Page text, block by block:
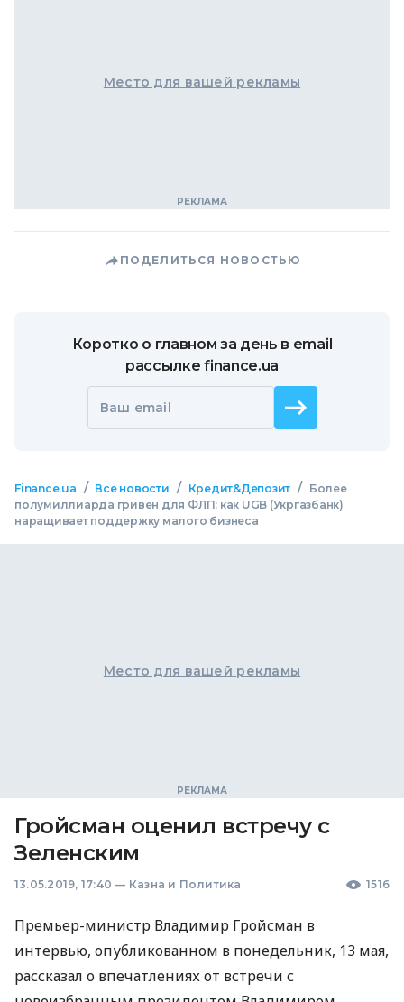
Место для вашей рекламы
ПОДЕЛИТЬСЯ НОВОСТЬЮ
Коротко о главном за день в email
рассылке finance.ua
Ваш email
Finance.ua / Все новости / Кредит&Депозит /
Более
полумиллиарда гривен для ФЛП: как UGB (Укргазбанк)
наращивает поддержку малого бизнеса
Место для вашей рекламы
Гройсман оценил встречу с
Зеленским
13.05.2019, 17:40 — Казна и Политика 1516
Премьер-министр Владимир Гройсман в
интервью, опубликованном в понедельник, 13 мая,
рассказал о впечатлениях от встречи с